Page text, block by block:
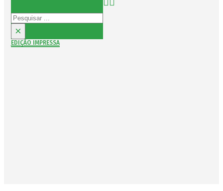
Pesquisar
×
EDIÇÃO IMPRESSA